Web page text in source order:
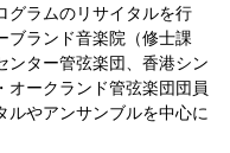
グラムのリサイタルを行
ブランド音楽院（修士課
ンター管弦楽団、香港シン
オークランド管弦楽団団員
ルやアンサンブルを中心に